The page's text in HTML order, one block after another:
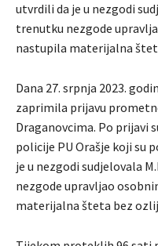
utvrdili da je u nezgodi
trenutku nezgode
nastupila materijalna
Dana 27. srpnja 2023.
zaprimila prijavu
Draganovcima. Po prijavi
policije PU Orašje koji su
je u nezgodi sudjelovala
nezgode upravljao
materijalna šteta bez